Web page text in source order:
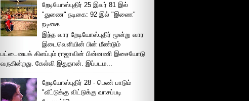
றேடியோஸ்புதிர் 25 இவர் 81 இல்
"துணை" நடிகை: 92 இல் "இணை"
நடிகை
இந்த வார றேடியோஸ்புதிர் மூன்று வார
இடைவெளியின் பின் மீண்டும்
பட்டையைக் கிளப்பும் ராஜாவின் பின்னணி இசையோடு
வருகின்றது. கேள்வி இதுதான். இப்படம...
றேடியோஸ்புதிர் 28 - பெண் பாடும்
"வீட்டுக்கு விட்டுக்கு வாசப்படி